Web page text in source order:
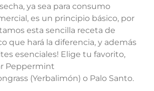
ya sea para consumo
es un principio básico, por
esta sencilla receta de
que hará la diferencia, y además
esenciales! Elige tu favorito,
Peppermint
(Yerbalimón) o Palo Santo.